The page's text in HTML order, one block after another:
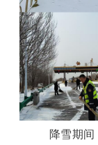
降雪期